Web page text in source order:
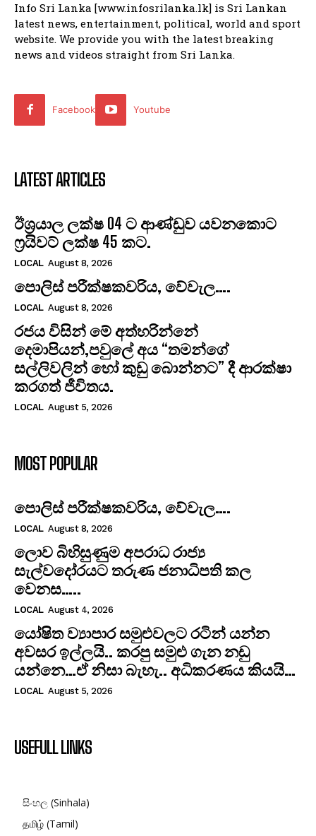
Info Sri Lanka [www.infosrilanka.lk] is Sri Lankan
latest news, entertainment, political, world and sport
website. We provide you with the latest breaking
news and videos straight from Sri Lanka.
Facebook Youtube
LATEST ARTICLES
ඊශ්‍රයාල ලක්ෂ 04 ට ආණ්ඩුව යවනකොට
ෆ්‍රයිවට් ලක්ෂ 45 කට.
LOCAL August 8, 2026
පොලිස් පරීක්ෂකවරිය, වේවැල….
LOCAL August 8, 2026
රජය විසින් මේ අත්හරින්නේ
දෙමාපියන්,පවුලේ අය “තමන්ගේ
සල්ලිවලින් හෝ කුඩු බොන්නට” දී ආරක්ෂා
කරගත් ජීවිතය.
LOCAL August 5, 2026
MOST POPULAR
පොලිස් පරීක්ෂකවරිය, වේවැල….
LOCAL August 8, 2026
ලොව බිහිසුණුම අපරාධ රාජ්‍ය
සැල්වදෝරයට තරුණ ජනාධිපති කල
වෙනස…..
LOCAL August 4, 2026
යෝෂිත ව්‍යාපාර සමුළුවලට රටින් යන්න
අවසර ඉල්ලයි.. කරපු සමුළු ගැන නඩු
යන්නෙ…ඒ නිසා බැහැ.. අධිකරණය කියයි…
LOCAL August 5, 2026
USEFULL LINKS
සිංහල (Sinhala)
தமிழ் (Tamil)